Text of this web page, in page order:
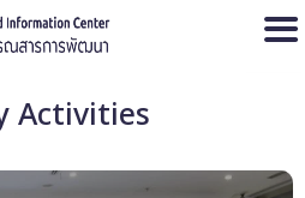
Activities